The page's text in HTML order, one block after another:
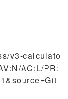
v3-calculato
AC:L/PR: